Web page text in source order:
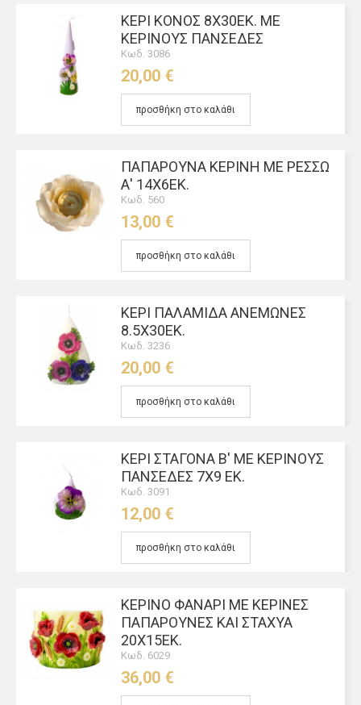
ΚΕΡΊ ΚΌΝΟΣ 8Χ30ΕΚ. ΜΕ
ΚΈΡΙΝΟΥΣ ΠΑΝΣΈΔΕΣ
Κωδ. 3086
20,00 €
προσθήκη στο καλάθι
ΠΑΠΑΡΟΎΝΑ ΚΈΡΙΝΗ ΜΕ ΡΕΣΣΏ
Α' 14Χ6ΕΚ.
Κωδ. 560
13,00 €
προσθήκη στο καλάθι
ΚΕΡΊ ΠΑΛΑΜΊΔΑ ΑΝΕΜΏΝΕΣ
8.5Χ30ΕΚ.
Κωδ. 3236
20,00 €
προσθήκη στο καλάθι
ΚΕΡΊ ΣΤΑΓΌΝΑ Β' ΜΕ ΚΈΡΙΝΟΥΣ
ΠΑΝΣΈΔΕΣ 7Χ9 ΕΚ.
Κωδ. 3091
12,00 €
προσθήκη στο καλάθι
ΚΈΡΙΝΟ ΦΑΝΆΡΙ ΜΕ ΚΈΡΙΝΕΣ
ΠΑΠΑΡΟΎΝΕΣ ΚΑΙ ΣΤΆΧΥΑ
20Χ15ΕΚ.
Κωδ. 6029
36,00 €